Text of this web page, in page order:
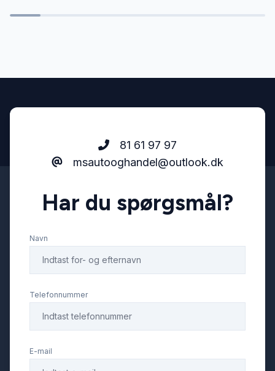
fuld LED forlygter
fuldautomatisk klimaanlæg
højdejusterbare forsæder
ISOFIX
keyless go
81 61 97 97
msautooghandel@outlook.dk
Har du spørgsmål?
Navn
Telefonnummer
E-mail